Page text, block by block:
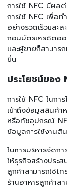
การใช้ NFC มีผลต่
การใช้ NFC เพื่อท
อย่างรวดเร็วและ
ถอนบัตรเครดิตอ
และผู้ขายก็สามาร
ขึ้น
ประโยชน์ของ
การใช้ NFC ในก
เข้าถึงข้อมูลสินค้า
หรือทัชอุปกรณ์
ข้อมูลการใช้งานสิ
ในการบริหารจัดก
ให้ธุรกิจสร้างประ
ลูกค้าสามารถใช้โ
ร้านอาหารลูกค้าส